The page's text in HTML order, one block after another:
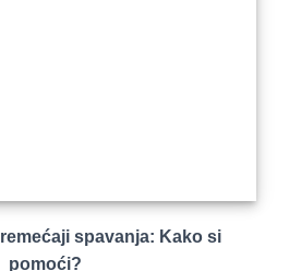
spavanja: Kako si
pomoći?